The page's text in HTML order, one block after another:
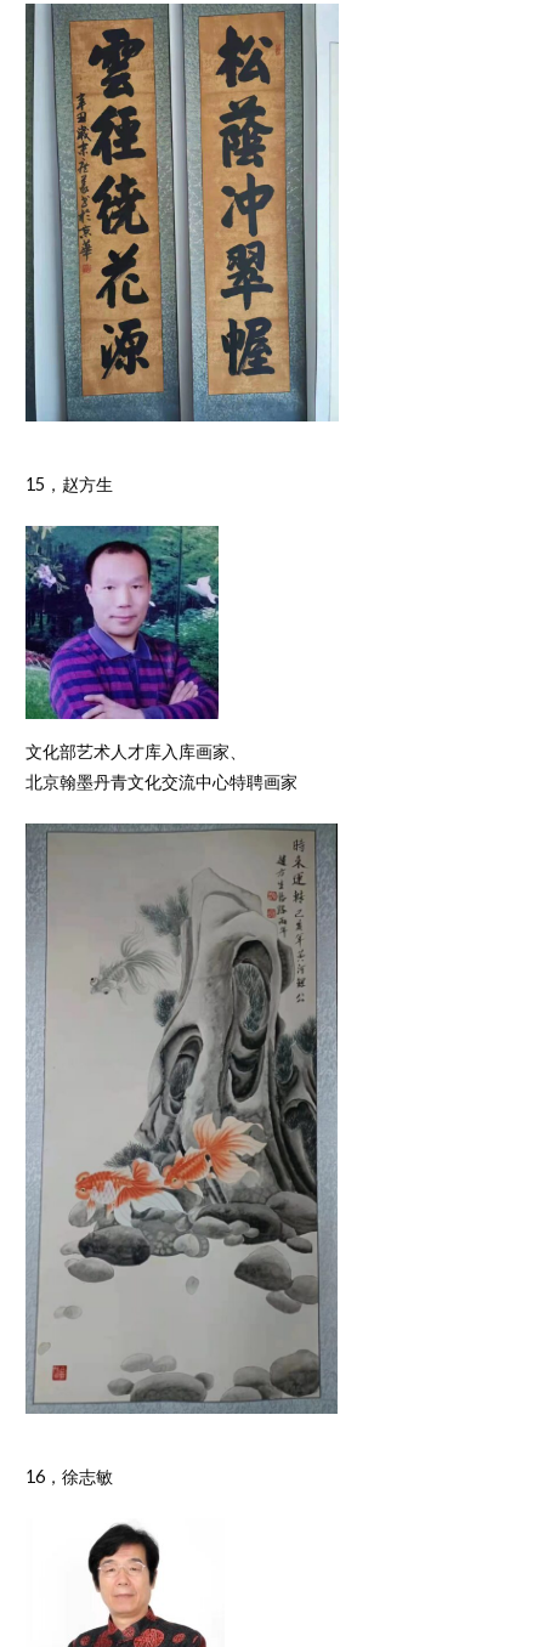
15，赵方生
文化部艺术人才库入库画家、
北京翰墨丹青文化交流中心特聘画家
16，徐志敏